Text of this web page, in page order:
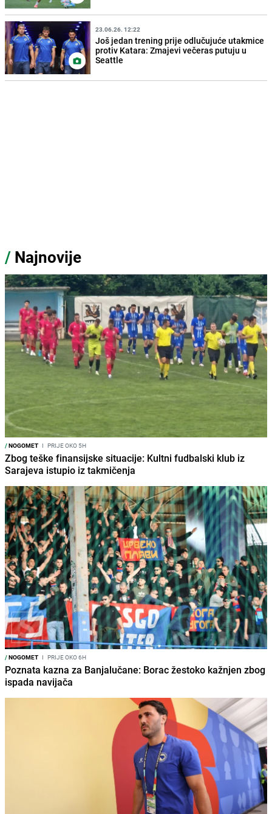
23.06.26. 12:22
Još jedan trening prije odlučujuće utakmice
protiv Katara: Zmajevi večeras putuju u
Seattle
/ Najnovije
/NOGOMET I PRIJE OKO 5H
Zbog teške finansijske situacije: Kultni fudbalski klub iz
Sarajeva istupio iz takmičenja
/NOGOMET I PRIJE OKO 6H
Poznata kazna za Banjalučane: Borac žestoko kažnjen zbog
ispada navijača